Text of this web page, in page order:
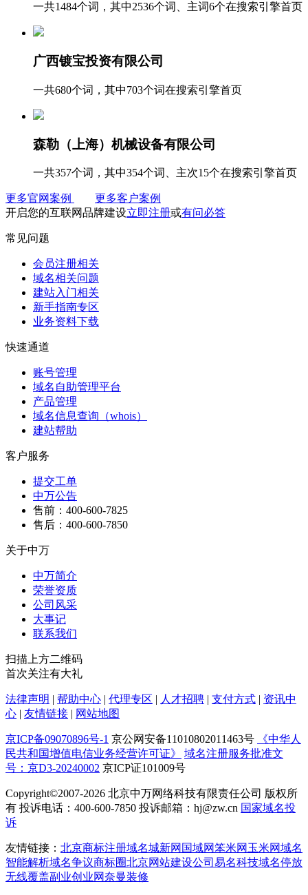
一共1484个词，其中2536个词、主词6个在搜索引擎首页
广西镀宝投资有限公司
一共680个词，其中703个词在搜索引擎首页
森勒（上海）机械设备有限公司
一共357个词，其中354个词、主次15个在搜索引擎首页
更多官网案例
更多客户案例
开启您的互联网品牌建设立即注册或有问必答
常见问题
会员注册相关
域名相关问题
建站入门相关
新手指南专区
业务资料下载
快速通道
账号管理
域名自助管理平台
产品管理
域名信息查询（whois）
建站帮助
客户服务
提交工单
中万公告
售前：400-600-7825
售后：400-600-7850
关于中万
中万简介
荣誉资质
公司风采
大事记
联系我们
扫描上方二维码
首次关注有大礼
法律声明 | 帮助中心 | 代理专区 | 人才招聘 | 支付方式 | 资讯中
心 | 友情链接 | 网站地图
京ICP备09070896号-1 京公网安备11010802011463号
《中华人
民共和国增值电信业务经营许可证》
域名注册服务批准文
号：京D3-20240002 京ICP证101009号
Copyright©2007-2026 北京中万网络科技有限责任公司 版权所
有 投诉电话：400-600-7850 投诉邮箱：hj@zw.cn 国家域名投
诉
友情链接： 北京商标注册域名城新网 国域网笨米网 玉米网域名
智能解析域名争议商标圈北京网站建设公司 易名科技域名停放
无线覆盖副业创业网奈曼装修